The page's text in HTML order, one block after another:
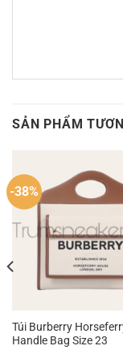
SẢN PHẨM
-38%
Túi Burberry
Handle Bag Size 23